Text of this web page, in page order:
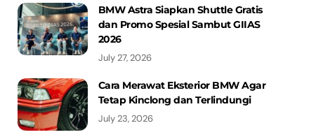
BMW Astra Siapkan Shuttle Gratis
dan Promo Spesial Sambut GIIAS
2026
July 27, 2026
Cara Merawat Eksterior BMW Agar
Tetap Kinclong dan Terlindungi
July 23, 2026